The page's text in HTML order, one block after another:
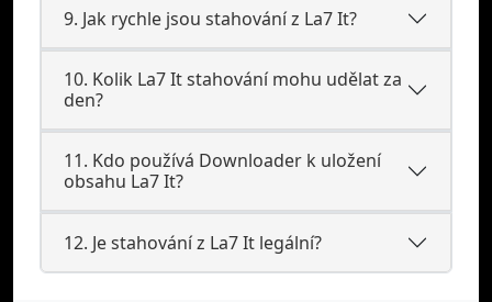
9. Jak rychle jsou stahování z La7 It?
10. Kolik La7 It stahování mohu udělat za
den?
11. Kdo používá Downloader k uložení
obsahu La7 It?
12. Je stahování z La7 It legální?